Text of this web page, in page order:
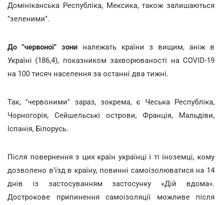
Домініканська Республіка, Мексика, також залишаються
"зеленими".
До "червоної" зони належать країни з вищим, аніж в
Україні (186,4), показником захворюваності на COVID-19
на 100 тисяч населення за останні два тижні.
Так, "червоними" зараз, зокрема, є Чеська Республіка,
Чорногорія, Сейшельські острови, Франція, Мальдіви,
Іспанія, Білорусь.
Після повернення з цих країн українці і ті іноземці, кому
дозволено в'їзд в країну, повинні самоізолюватися на 14
днів із застосуванням застосунку «Дій вдома».
Дострокове припинення самоізоляції можливе після